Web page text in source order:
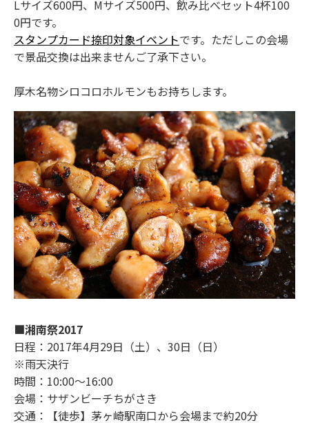
Lサイズ600円、Mサイズ500円、飲み比べセット4杯100
0円です。
スタンプカード捺印対象イベントです。ただしこの会場
で景品交換は出来ませんご了承下さい。
厚木名物シロコロホルモンもお持ちします。
■湘南祭2017
日程：2017年4月29日（土）、30日（日）
※雨天決行
時間：10:00～16:00
会場：サザンビーチちがさき
交通：【徒歩】茅ヶ崎駅南口から会場まで約20分